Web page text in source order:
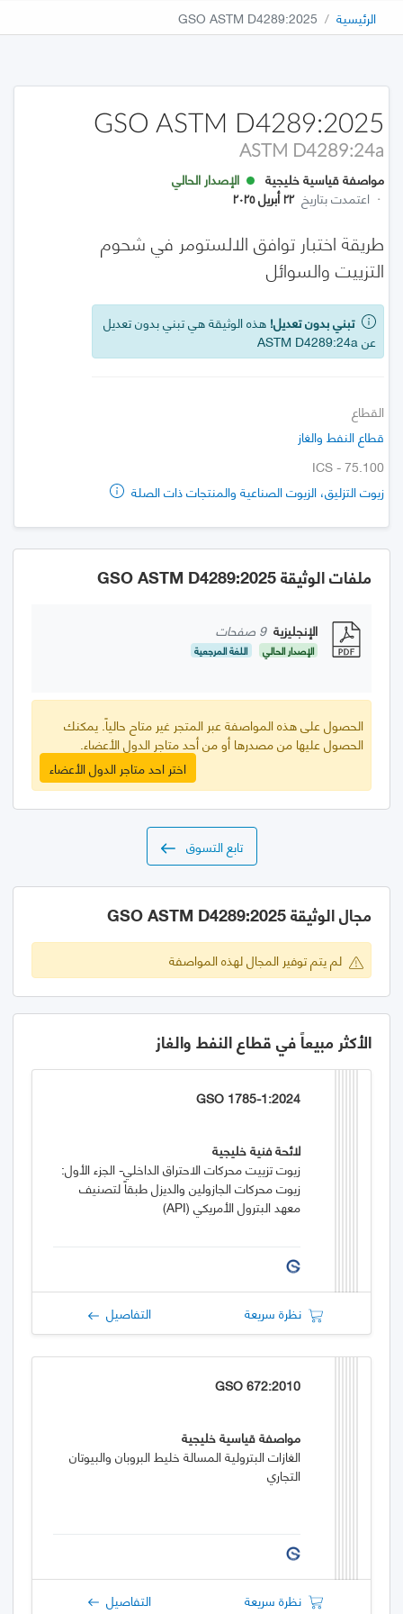
الرئيسية GSO ASTM D4289:2025
GSO ASTM D4289:2025
ASTM D4289:24a
مواصفة قياسية خليجية
الإصدار الحالي
· اعتمدت بتاريخ ٢٢ أبريل ٢٠٢٥
طريقة اختبار توافق الالستومر في شحوم
التزييت والسوائل
تبني بدون تعديل! هذه الوثيقة هي تبني بدون تعديل
عن ASTM D4289:24a
القطاع
قطاع النفط والغاز
ICS - 75.100
زيوت التزليق، الزيوت الصناعية والمنتجات ذات الصلة
ملفات الوثيقة GSO ASTM D4289:2025
الإنجليزية 9 صفحات
الإصدار الحالي اللغة المرجعية
الحصول على هذه المواصفة عبر المتجر غير متاح حالياً. يمكنك
الحصول عليها من مصدرها أو من أحد متاجر الدول الأعضاء.
اختر احد متاجر الدول الأعضاء
تابع التسوق
مجال الوثيقة GSO ASTM D4289:2025
لم يتم توفير المجال لهذه المواصفة
الأكثر مبيعاً في قطاع النفط والغاز
GSO 1785-1:2024
لائحة فنية خليجية
زيوت تزييت محركات الاحتراق الداخلي- الجزء الأول:
زيوت محركات الجازولين والديزل طبقاً لتصنيف
معهد البترول الأمريكي (API)
نظرة سريعة التفاصيل
GSO 672:2010
مواصفة قياسية خليجية
الغازات البترولية المسالة خليط البروبان والبيوتان
التجاري
نظرة سريعة التفاصيل